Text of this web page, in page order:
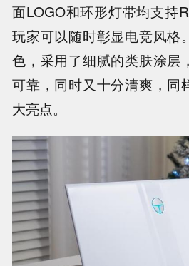
面LOGO和环形灯带均支持
玩家可以随时彰显电竞风格
色，采用了细腻的类肤涂层
可靠，同时又十分清爽，同
大亮点。